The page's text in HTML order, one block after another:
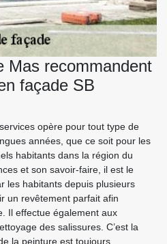
Mas recommandent
façade SB
opère pour tout type de
années, que ce soit pour les
habitants dans la région du
et son savoir-faire, il est le
les habitants depuis plusieurs
un revêtement parfait afin
Il effectue également aux
des salissures. C’est la
la peinture est toujours